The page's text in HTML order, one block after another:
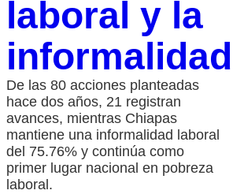
laboral y la
informalidad
De las 80 acciones planteadas
hace dos años, 21 registran
avances, mientras Chiapas
mantiene una informalidad laboral
del 75.76% y continúa como
primer lugar nacional en pobreza
laboral.